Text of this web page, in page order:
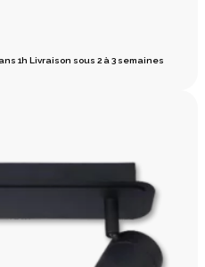
1h Livraison sous 2 à 3 semaines